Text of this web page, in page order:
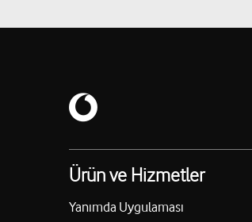
Ürün ve Hizmetler
Yanımda Uygulaması